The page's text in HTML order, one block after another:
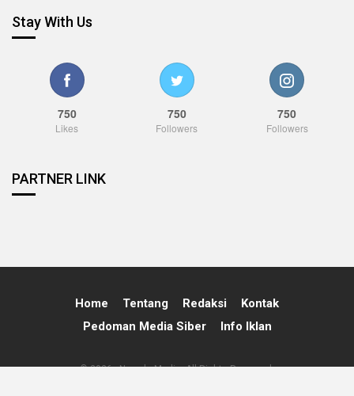
Stay With Us
750
Likes
750
Followers
750
Followers
PARTNER LINK
Home Tentang Redaksi
Kontak
Pedoman Media Siber
Info Iklan
© 2026 - Nawala Media. All Rights Reserved.